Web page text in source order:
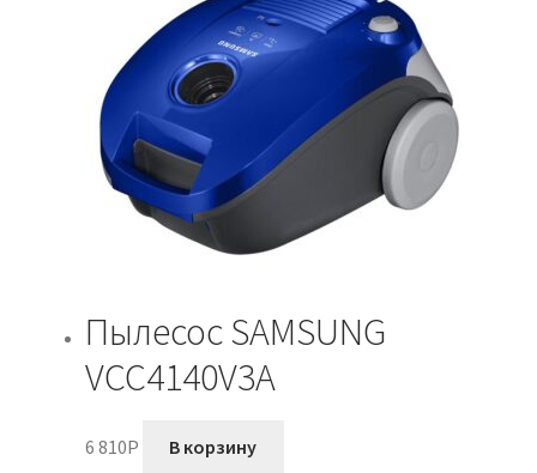
Пылесос SAMSUNG
VCC4140V3A
6 810P В корзину